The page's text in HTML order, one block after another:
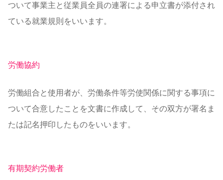
ついて事業主と従業員全員の連署による申立書が添付され
ている就業規則をいいます。
労働協約
労働組合と使用者が、労働条件等労使関係に関する事項に
ついて合意したことを文書に作成して、その双方が署名ま
たは記名押印したものをいいます。
有期契約労働者